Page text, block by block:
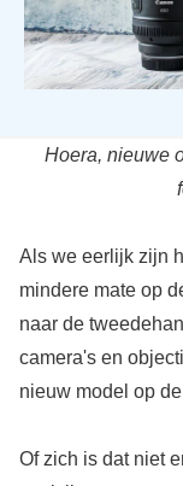
Hoera, nieuwe
Als we eerlijk zijn
mindere mate op
naar de
camera's en
nieuw model op
Of zich is dat niet